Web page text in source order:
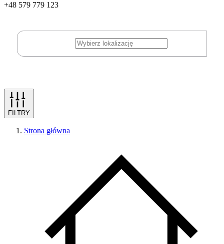
+48 579 779 123
FILTRY
Strona główna